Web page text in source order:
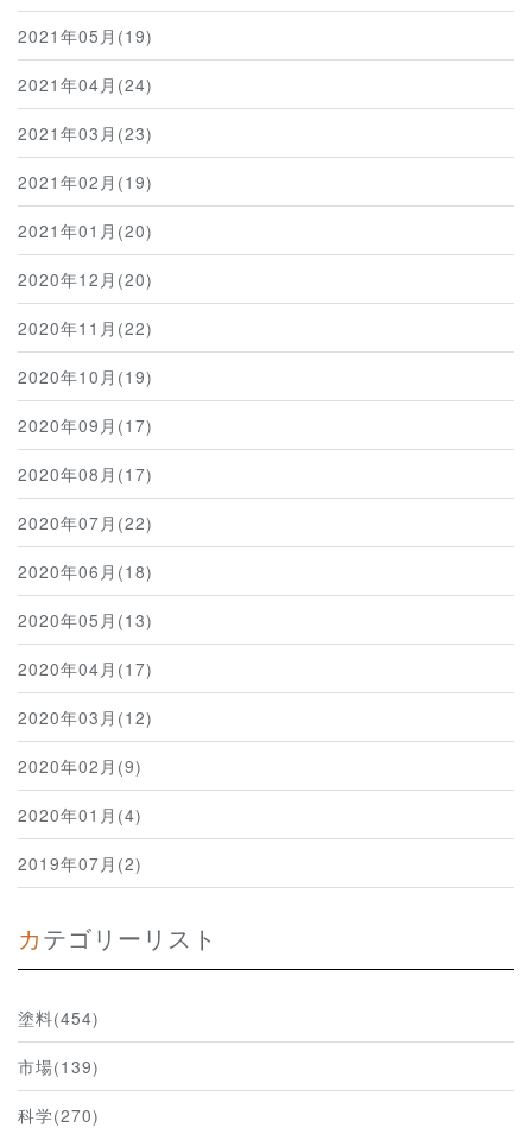
2021年05月(19)
2021年04月(24)
2021年03月(23)
2021年02月(19)
2021年01月(20)
2020年12月(20)
2020年11月(22)
2020年10月(19)
2020年09月(17)
2020年08月(17)
2020年07月(22)
2020年06月(18)
2020年05月(13)
2020年04月(17)
2020年03月(12)
2020年02月(9)
2020年01月(4)
2019年07月(2)
カテゴリーリスト
塗料(454)
市場(139)
科学(270)